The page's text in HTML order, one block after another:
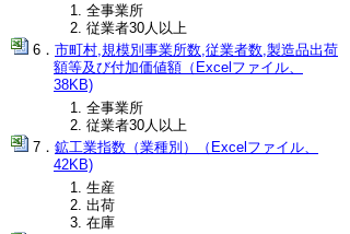
全事業所
従業者30人以上
市町村,規模別事業所数,従業者数,製造品出荷
額等及び付加価値額（Excelファイル、
38KB)
全事業所
従業者30人以上
鉱工業指数（業種別）（Excelファイル、
42KB)
生産
出荷
在庫